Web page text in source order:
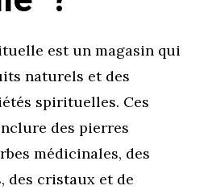
est un magasin qui
naturels et des
spirituelles. Ces
des pierres
médicinales, des
des cristaux et de